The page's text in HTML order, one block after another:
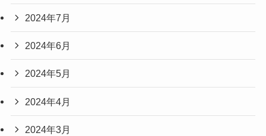
2024年7月
2024年6月
2024年5月
2024年4月
2024年3月